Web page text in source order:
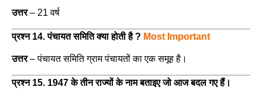
उत्तर– 21 वर्ष
प्रश्न 14. पंचायत समिति क्या होती है ? Most Important
उत्तर–पंचायत समिति ग्राम पंचायतों का एक समूह है।
प्रश्न 15. 1947 के तीन राज्यों के नाम बताइए जो आज बदल गए हैं।